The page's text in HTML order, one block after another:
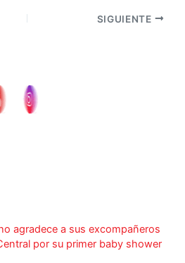
SIGUIENTE
agradece a sus excompañeros
por su primer baby shower